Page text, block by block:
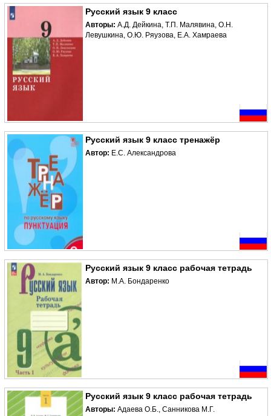
Русский язык 9 класс
Авторы: А.Д. Дейкина, Т.П. Малявина, О.Н.
Левушкина, О.Ю. Ряузова, Е.А. Хамраева
Русский язык 9 класс тренажёр
Автор: Е.С. Александрова
Русский язык 9 класс рабочая тетрадь
Автор: М.А. Бондаренко
Русский язык 9 класс рабочая тетрадь
Авторы: Адаева О.Б., Санникова М.Г.